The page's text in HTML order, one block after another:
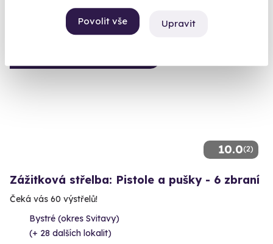
Povolit vše Upravit
10.0(2)
Zážitková střelba: Pistole a pušky - 6 zbraní
Čeká vás 60 výstřelů!
Bystré (okres Svitavy)
(+ 28 dalších lokalit)